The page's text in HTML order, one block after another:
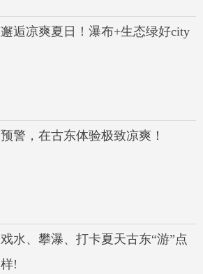
逅凉爽夏日！瀑布+生态绿好city
警，在古东体验极致凉爽！
水、攀瀑、打卡夏天古东“游”点
!